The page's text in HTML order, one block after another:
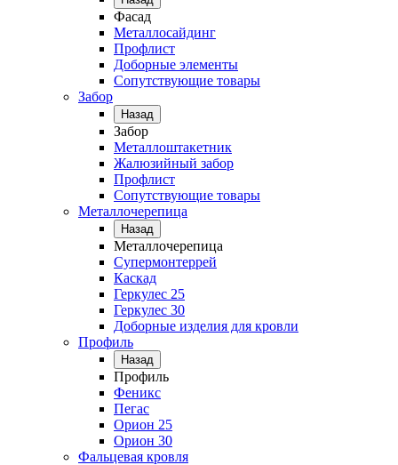
Фасад
Металлосайдинг
Профлист
Доборные элементы
Сопутствующие товары
Забор
Назад
Забор
Металлоштакетник
Жалюзийный забор
Профлист
Сопутствующие товары
Металлочерепица
Назад
Металлочерепица
Супермонтеррей
Каскад
Геркулес 25
Геркулес 30
Доборные изделия для кровли
Профиль
Назад
Профиль
Феникс
Пегас
Орион 25
Орион 30
Фальцевая кровля